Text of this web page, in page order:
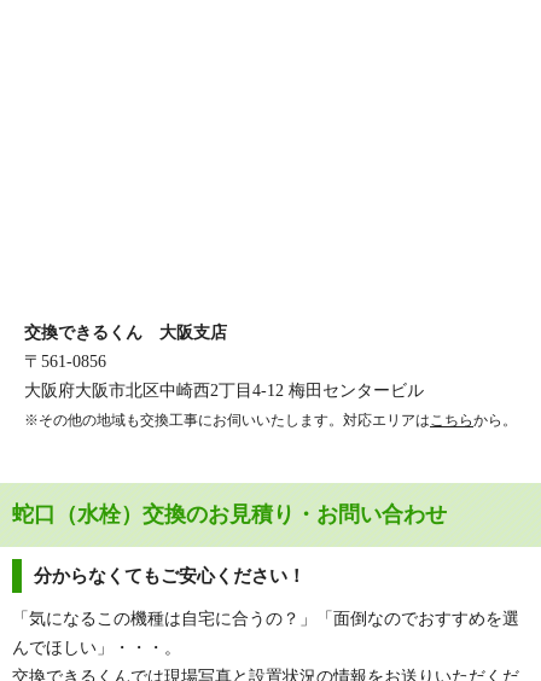
交換できるくん 大阪支店
〒561-0856
大阪府大阪市北区中崎西2丁目4-12 梅田センタービル
※その他の地域も交換工事にお伺いいたします。対応エリアは こちらから。
蛇口（水栓）交換のお見積り・お問い合わせ
分からなくてもご安心ください！
「気になるこの機種は自宅に合うの？」「面倒なのでおすすめを選
んでほしい」・・・。
交換できるくんでは現場写真と設置状況の情報をお送りいただくだ